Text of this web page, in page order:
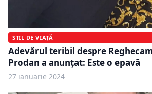
STIL DE VIAȚĂ
Adevărul teribil despre
Prodan a anunțat: Este o epavă
27 ianuarie 2024